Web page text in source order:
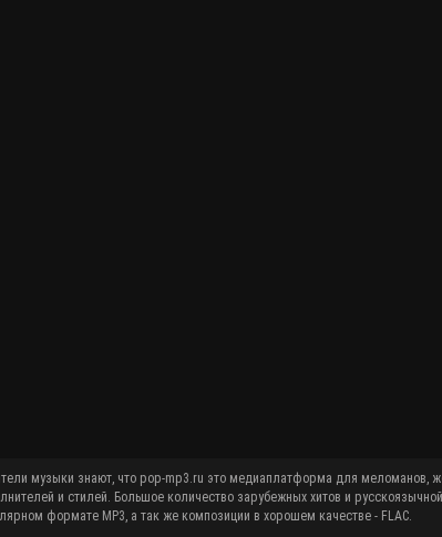
и стилей. Большое количество зарубежных хитов и
формате MP3, а так же композиции в хорошем качестве - FLAC.